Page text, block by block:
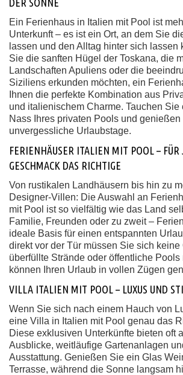
Ein Ferienhaus in Italien mit Pool ist
Unterkunft – es ist ein Ort, an dem Sie
lassen und den Alltag hinter sich lassen
Sie die sanften Hügel der Toskana, die
Landschaften Apuliens oder die
Siziliens erkunden möchten, ein
Ihnen die perfekte Kombination aus
und italienischem Charme. Tauchen
Nass Ihres privaten Pools und genießen
unvergessliche Urlaubstage.
FERIENHÄUSER ITALIEN MIT POOL – FÜR
GESCHMACK DAS RICHTIGE
Von rustikalen Landhäusern bis hin zu
Designer-Villen: Die Auswahl an
mit Pool ist so vielfältig wie das Land
Familie, Freunden oder zu zweit –
ideale Basis für einen entspannten
direkt vor der Tür müssen Sie sich
überfüllte Strände oder öffentliche Pools
können Ihren Urlaub in vollen Zügen
VILLA ITALIEN MIT POOL – LUXUS UND
Wenn Sie sich nach einem Hauch von
eine Villa in Italien mit Pool genau das
Diese exklusiven Unterkünfte bieten oft
Ausblicke, weitläufige Gartenanlagen
Ausstattung. Genießen Sie ein Glas
Terrasse, während die Sonne langsam